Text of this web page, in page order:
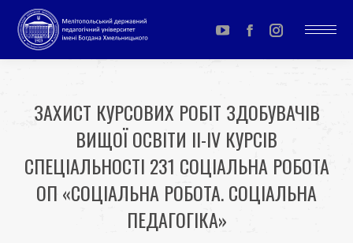
YouTube
page
in
new
window
Facebook
page
in
new
window
Instagram
page
in
new
window
ЗАХИСТ КУРСОВИХ РОБІТ ЗДОБУВАЧІВ
ВИЩОЇ ОСВІТИ ІІ-IV КУРСІВ
СПЕЦІАЛЬНОСТІ 231 СОЦІАЛЬНА РОБОТА
ОП «СОЦІАЛЬНА РОБОТА. СОЦІАЛЬНА
ПЕДАГОГІКА»